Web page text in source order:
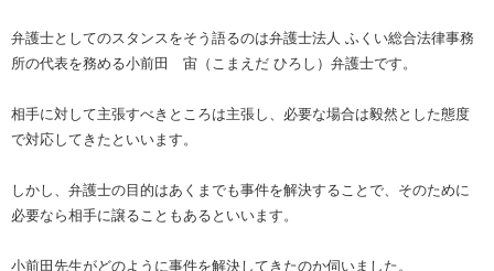
弁護士としてのスタンスをそう語るのは弁護士法人 ふくい総合法律事務
所の代表を務める小前田 宙（こまえだ ひろし）弁護士です。
相手に対して主張すべきところは主張し、必要な場合は毅然とした態度
で対応してきたといいます。
しかし、弁護士の目的はあくまでも事件を解決することで、そのために
必要なら相手に譲ることもあるといいます。
小前田先生がどのように事件を解決してきたのか伺いました。